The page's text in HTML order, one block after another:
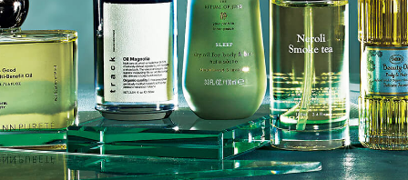
みいただけます。
登録は無料です。
一緒に『AdvancedTime』を楽しみましょう！
会員登録をする